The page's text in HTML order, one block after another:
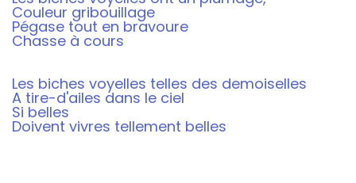
Couleur gribouillage
Pégase tout en bravoure
Chasse à cours
Les biches voyelles telles des demoiselles
A tire-d'ailes dans le ciel
Si belles
Doivent vivres tellement belles